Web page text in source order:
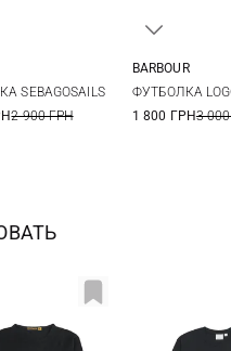
SEBAGOSAILS
2 900 ГРН
BARBOUR
ФУТБОЛКА
1 800 ГРН3